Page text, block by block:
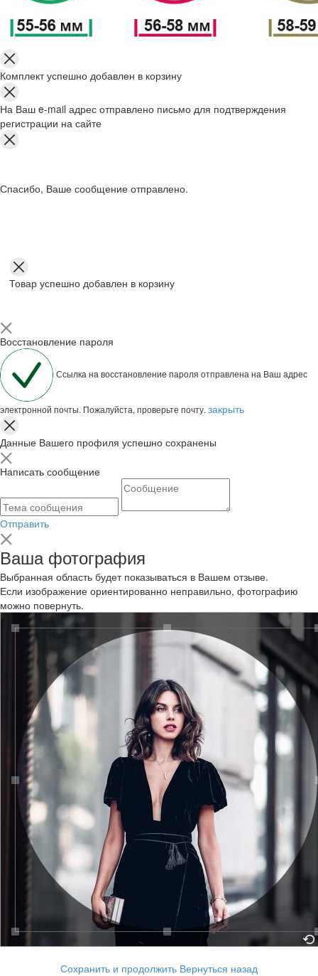
Комплект успешно добавлен в корзину
На Ваш e-mail адрес отправлено письмо для подтверждения
регистрации на сайте
Спасибо, Ваше сообщение отправлено.
Товар успешно добавлен в корзину
Восстановление пароля
Ссылка на восстановление пароля отправлена на Ваш адрес
электронной почты. Пожалуйста, проверьте почту. закрыть
Данные Вашего профиля успешно сохранены
Написать сообщение
Отправить
Ваша фотография
Выбранная область будет показываться в Вашем отзыве.
Если изображение ориентированно неправильно, фотографию
можно повернуть.
Сохранить и продолжить Вернуться назад